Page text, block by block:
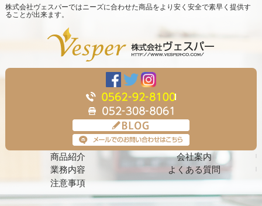
株式会社ヴェスパーではニーズに合わせた商品をより安く安全で素早く提供す
ることが出来ます。
商品紹介
会社案内
業務内容
よくある質問
注意事項